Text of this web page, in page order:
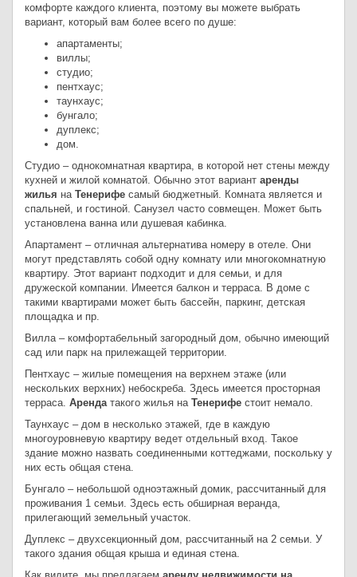
комфорте каждого клиента, поэтому вы можете выбрать
вариант, который вам более всего по душе:
апартаменты;
виллы;
студио;
пентхаус;
таунхаус;
бунгало;
дуплекс;
дом.
Студио – однокомнатная квартира, в которой нет стены между
кухней и жилой комнатой. Обычно этот вариант аренды
жилья на Тенерифе самый бюджетный. Комната является и
спальней, и гостиной. Санузел часто совмещен. Может быть
установлена ванна или душевая кабинка.
Апартамент – отличная альтернатива номеру в отеле. Они
могут представлять собой одну комнату или многокомнатную
квартиру. Этот вариант подходит и для семьи, и для
дружеской компании. Имеется балкон и терраса. В доме с
такими квартирами может быть бассейн, паркинг, детская
площадка и пр.
Вилла – комфортабельный загородный дом, обычно имеющий
сад или парк на прилежащей территории.
Пентхаус – жилые помещения на верхнем этаже (или
нескольких верхних) небоскреба. Здесь имеется просторная
терраса. Арендатакого жилья на Тенерифе стоит немало.
Таунхаус – дом в несколько этажей, где в каждую
многоуровневую квартиру ведет отдельный вход. Такое
здание можно назвать соединенными коттеджами, поскольку у
них есть общая стена.
Бунгало – небольшой одноэтажный домик, рассчитанный для
проживания 1 семьи. Здесь есть обширная веранда,
прилегающий земельный участок.
Дуплекс – двухсекционный дом, рассчитанный на 2 семьи. У
такого здания общая крыша и единая стена.